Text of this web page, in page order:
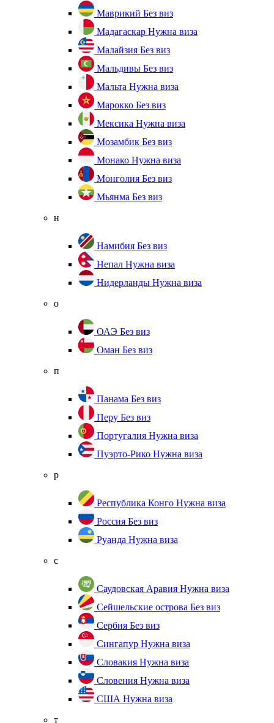
Маврикий Без виз
Мадагаскар Нужна виза
Малайзия Без виз
Мальдивы Без виз
Мальта Нужна виза
Марокко Без виз
Мексика Нужна виза
Мозамбик Без виз
Монако Нужна виза
Монголия Без виз
Мьянма Без виз
н
Намибия Без виз
Непал Нужна виза
Нидерланды Нужна виза
о
ОАЭ Без виз
Оман Без виз
п
Панама Без виз
Перу Без виз
Португалия Нужна виза
Пуэрто-Рико Нужна виза
р
Республика Конго Нужна виза
Россия Без виз
Руанда Нужна виза
с
Саудовская Аравия Нужна виза
Сейшельские острова Без виз
Сербия Без виз
Сингапур Нужна виза
Словакия Нужна виза
Словения Нужна виза
США Нужна виза
т